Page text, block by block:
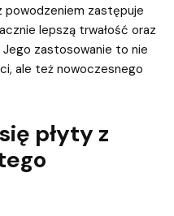
powodzeniem zastępuje
lepszą trwałość oraz
zastosowanie to nie
ale też nowoczesnego
płyty z